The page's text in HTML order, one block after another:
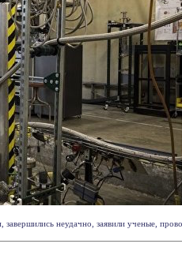
неудачно, заявили ученые,